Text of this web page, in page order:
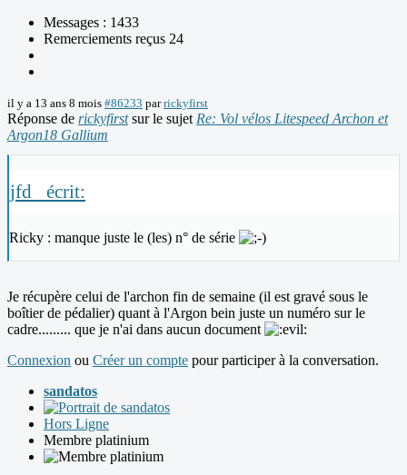
Messages : 1433
Remerciements reçus 24
il y a 13 ans 8 mois #86233 parrickyfirst
Réponse de rickyfirstsur le sujet Re: Vol vélos Litespeed Archon et
Argon18 Gallium
jfd_ écrit:
Ricky : manque juste le (les) n° de série
Je récupère celui de l'archon fin de semaine (il est gravé sous le
boîtier de pédalier) quant à l'Argon bein juste un numéro sur le
cadre......... que je n'ai dans aucun document
Connexion ou Créer un compte pour participer à la conversation.
sandatos
Hors Ligne
Membre platinium